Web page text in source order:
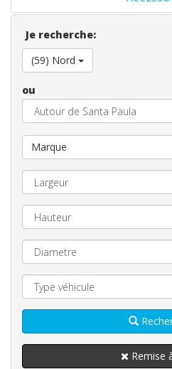
Je recherche:
(59) Nord
ou
Marque
Remise